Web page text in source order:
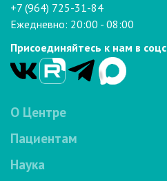
+7 (964) 725-31-84
Ежедневно: 20:00 - 08:00
Присоединяйтесь к нам в
О Центре
Пациентам
Наука